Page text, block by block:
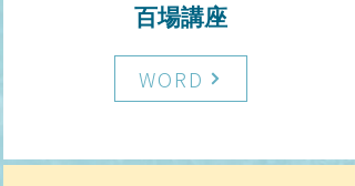
百場講座
WORD